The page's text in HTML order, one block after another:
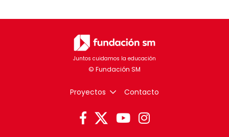
Juntos cuidamos la educación
Proyectos Contacto